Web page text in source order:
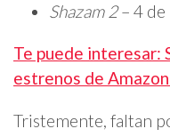
Shazam 2– 4
Te puede interesar:
estrenos de
Tristemente, faltan